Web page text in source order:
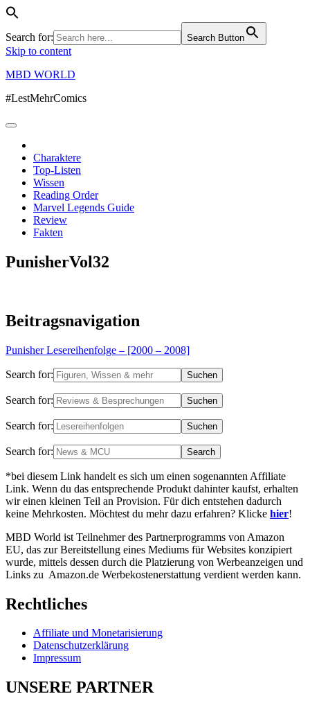
Search for: Search Button
Skip to content
MBD WORLD
#LestMehrComics
Charaktere
Top-Listen
Wissen
Reading Order
Marvel Legends Guide
Review
Fakten
PunisherVol32
Beitragsnavigation
Punisher Lesereihenfolge – [2000 – 2008]
Search for:
Search for:
Search for:
Search for:
*bei diesem Link handelt es sich um einen sogenannten Affiliate
Link. Wenn du das entsprechende Produkt dahinter kaufst, erhalten
wir einen kleinen Teil an Provision. Für dich entstehen dadurch
keine Mehrkosten. Möchtest du mehr dazu erfahren? Klicke hier!
MBD World ist Teilnehmer des Partnerprogramms von Amazon
EU, das zur Bereitstellung eines Mediums für Websites konzipiert
wurde, mittels dessen durch die Platzierung von Werbeanzeigen und
Links zu Amazon.de Werbekostenerstattung verdient werden kann.
Rechtliches
Affiliate und Monetarisierung
Datenschutzerklärung
Impressum
UNSERE PARTNER